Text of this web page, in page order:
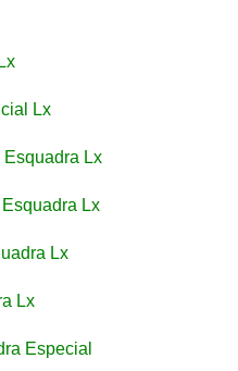
Lx
Esquadra Lx
Lx
Lx
Lx
Especial